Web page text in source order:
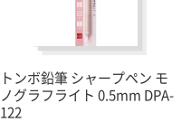
トンボ鉛筆 シャープペン モ
ノグラフライト 0.5mm DPA-
122